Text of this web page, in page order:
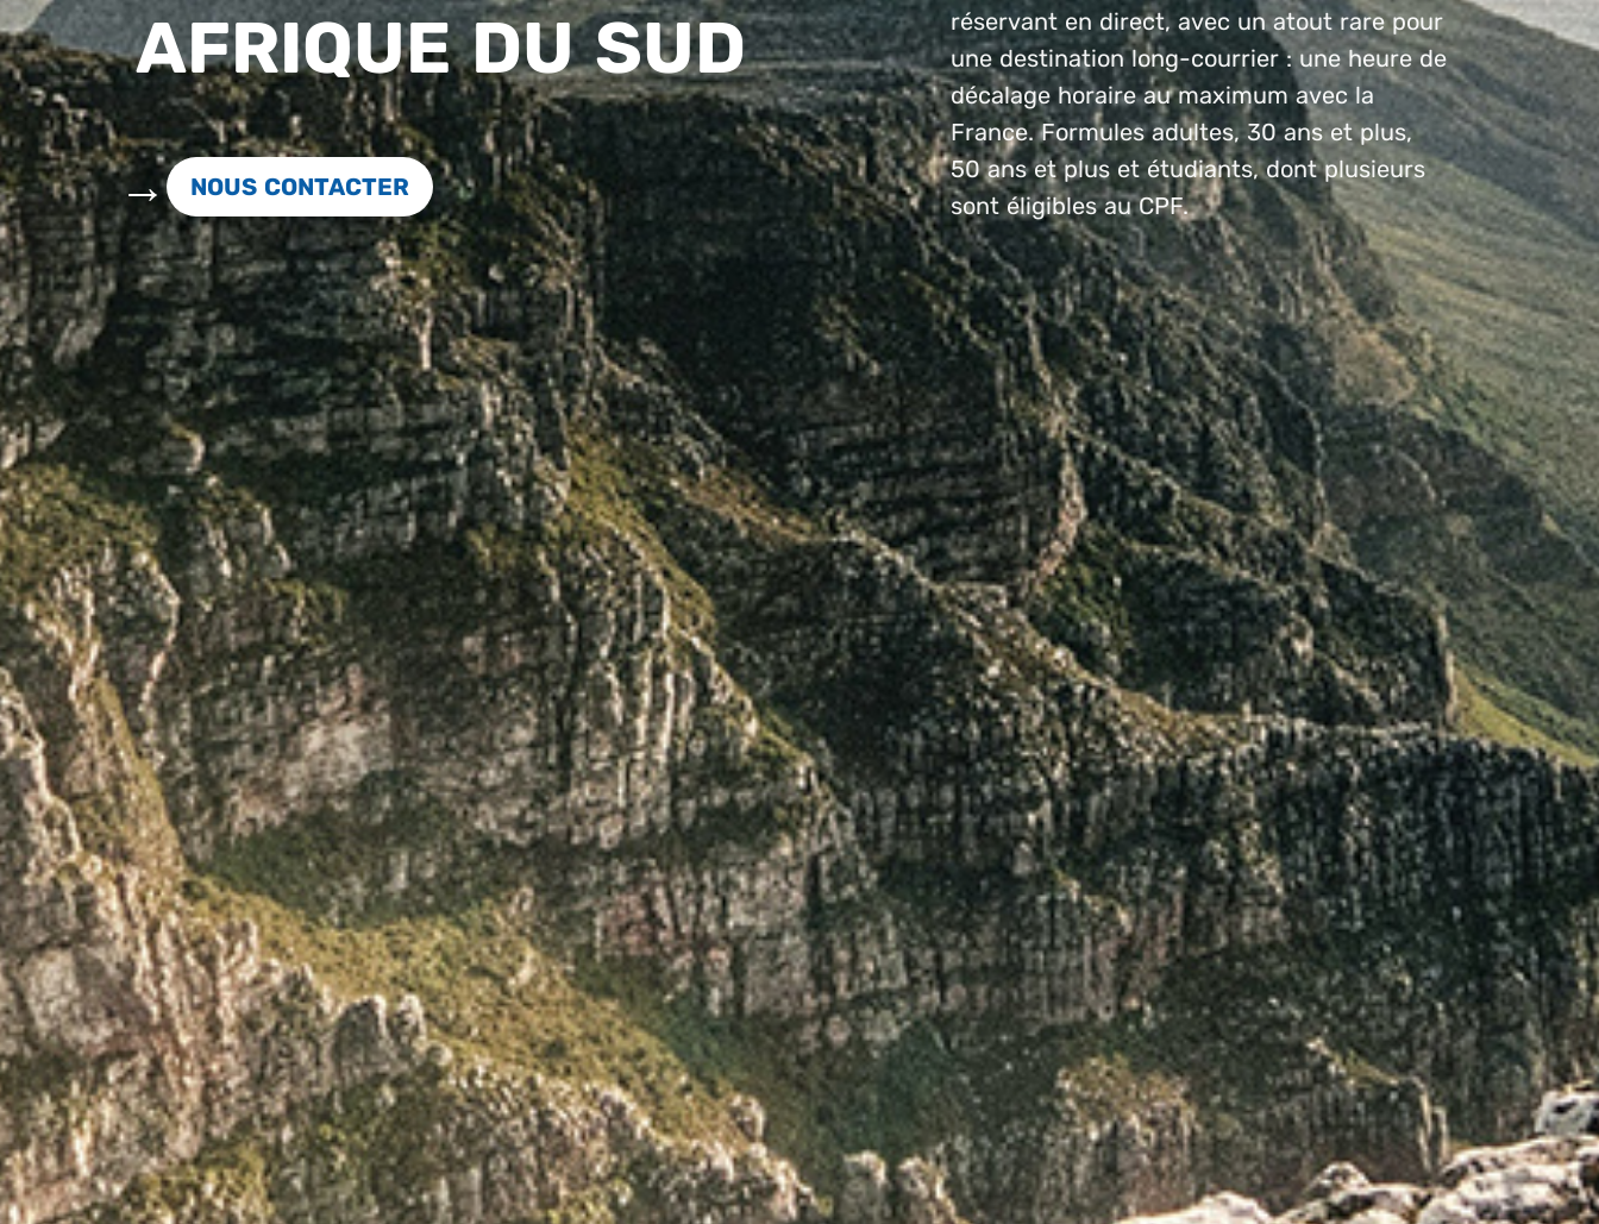
AFRIQUE DU SUD
NOUS CONTACTER
réservant en direct, avec un atout rare pour
une destination long-courrier : une heure de
décalage horaire au maximum avec la
France. Formules adultes, 30 ans et plus,
50 ans et plus et étudiants, dont plusieurs
sont éligibles au CPF.